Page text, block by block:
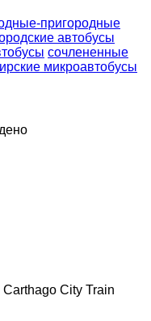
пригородные
автобусы
сочлененные
микроавтобусы
Carthago City Train